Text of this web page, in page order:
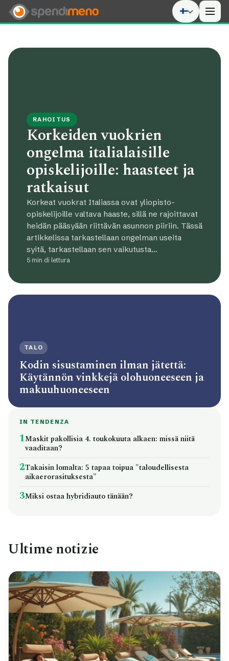
RAHOITUS
Korkeiden vuokrien
ongelma italialaisille
opiskelijoille: haasteet ja
ratkaisut
Korkeat vuokrat Italiassa ovat yliopisto-
opiskelijoille valtava haaste, sillä ne rajoittavat
heidän pääsyään riittävän asunnon piiriin. Tässä
artikkelissa tarkastellaan ongelman useita
syitä, tarkastellaan sen vaikutusta…
5 min di lettura
TALO
Kodin sisustaminen ilman jätettä:
Käytännön vinkkejä olohuoneeseen ja
makuuhuoneeseen
IN TENDENZA
1Maskit pakollisia 4. toukokuuta alkaen: missä niitä
vaaditaan?
2Takaisin lomalta: 5 tapaa toipua "taloudellisesta
aikaerorasituksesta"
3Miksi ostaa hybridiauto tänään?
Ultime notizie